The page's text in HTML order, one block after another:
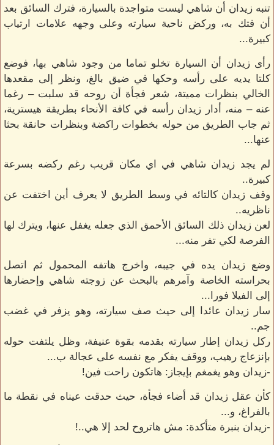
تنبه زيدان أن شاهي ليست متواجدة بالسيارة، فترك السائق بعد
أن فتك به، وركض ناحية سيارته وعلى وجهه علامات ارتياب
كبيرة...
رأى زيدان أن السيارة تخلو تماما من وجود شاهي بها، فوضع
كلتا يديه على رأسه وحكها في ضيق بالغ، ونظر إلى مقعدها
الخالي بنظرات مميتة، شعر فجأة أن روحه قد سلبت – رغما
عنه – منه، أدار زيدان رأسه في كافة الأنحاء بطريقة هيسترية،
ثم جاب الطريق من حوله بخطوات راكضة وبنظرات حانقة بحثا
عنها...
لم يجد زيدان شاهي في اي مكان قريب رغم ركضه بسرعة
كبيرة..
وقف زيدان كالتائه في وسط الطريق لا يعرف أين اختفت عن
ناظريه..
لعن زيدان ذلك السائق الأحمق الذي جعله يغفل عنها، ويترك لها
الفرصة لكي تفر منه...
وضع زيدان يده في جيبه، واخرج هاتفه المحمول ثم اتصل
بحراسته الخاصة وآمرهم بالبحث عن زوجته شاهي وإحضارها
إلى الفيلا فورا...
سار زيدان عائدا إلى حيث صف سيارته، وهو يزفر في غضب
جم..
ركل زيدان إطار سيارته بقدمه بقوة عنيفة، وظل يلتفت حوله
بإنزعاج رهيب، ووقف يفكر مع نفسه على عجالة ب...
-زيدان وهو يغمغم بإيجاز: هاتكون راحت فين!
كأن عقل زيدان قد أضاء فجأة، حيث حدقت عيناه في نقطة ما
بالفراغ، و...
-زيدان بنبرة متأكدة: مش هاتروح لحد إلا هي..!